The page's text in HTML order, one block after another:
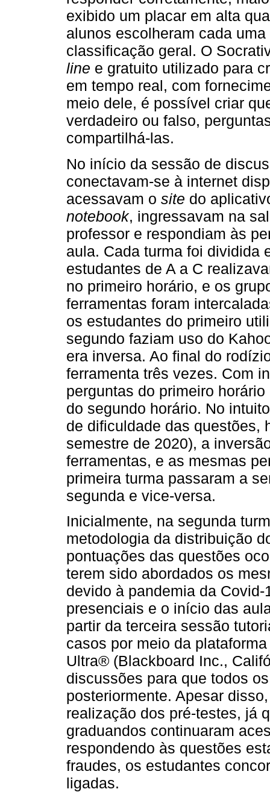
exibido um placar em alta
alunos escolheram cada
classificação geral. O
line e gratuito utilizado para
em tempo real, com
meio dele, é possível criar
verdadeiro ou falso,
compartilhá-las.
No início da sessão de
conectavam-se à internet
acessavam o site do
notebook, ingressavam na
professor e respondiam às
aula. Cada turma foi dividida
estudantes de A a C
no primeiro horário, e os
ferramentas foram
os estudantes do primeiro
segundo faziam uso do
era inversa. Ao final do
ferramenta três vezes. Com
perguntas do primeiro
do segundo horário. No
de dificuldade das questões,
semestre de 2020), a
ferramentas, e as mesmas
primeira turma passaram a
segunda e vice-versa.
Inicialmente, na segunda
metodologia da distribuição
pontuações das questões
terem sido abordados os
devido à pandemia da
presenciais e o início das
partir da terceira sessão
casos por meio da
Ultra® (Blackboard Inc.,
discussões para que todos
posteriormente. Apesar
realização dos pré-testes, já
graduandos continuaram
respondendo às questões
fraudes, os estudantes
ligadas.